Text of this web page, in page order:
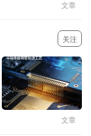
文章
关注
文章